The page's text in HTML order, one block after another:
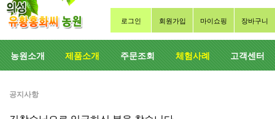
로그인 회원가입 마이쇼핑 장바구니
농원소개 제품소개 주문조회 체험사례 고객센터
공지사항